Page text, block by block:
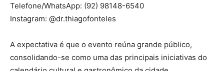
Telefone/WhatsApp: (92) 98148-6540
Instagram: @dr.thiagofonteles
A expectativa é que o evento reúna grande público,
consolidando-se como uma das principais iniciativas do